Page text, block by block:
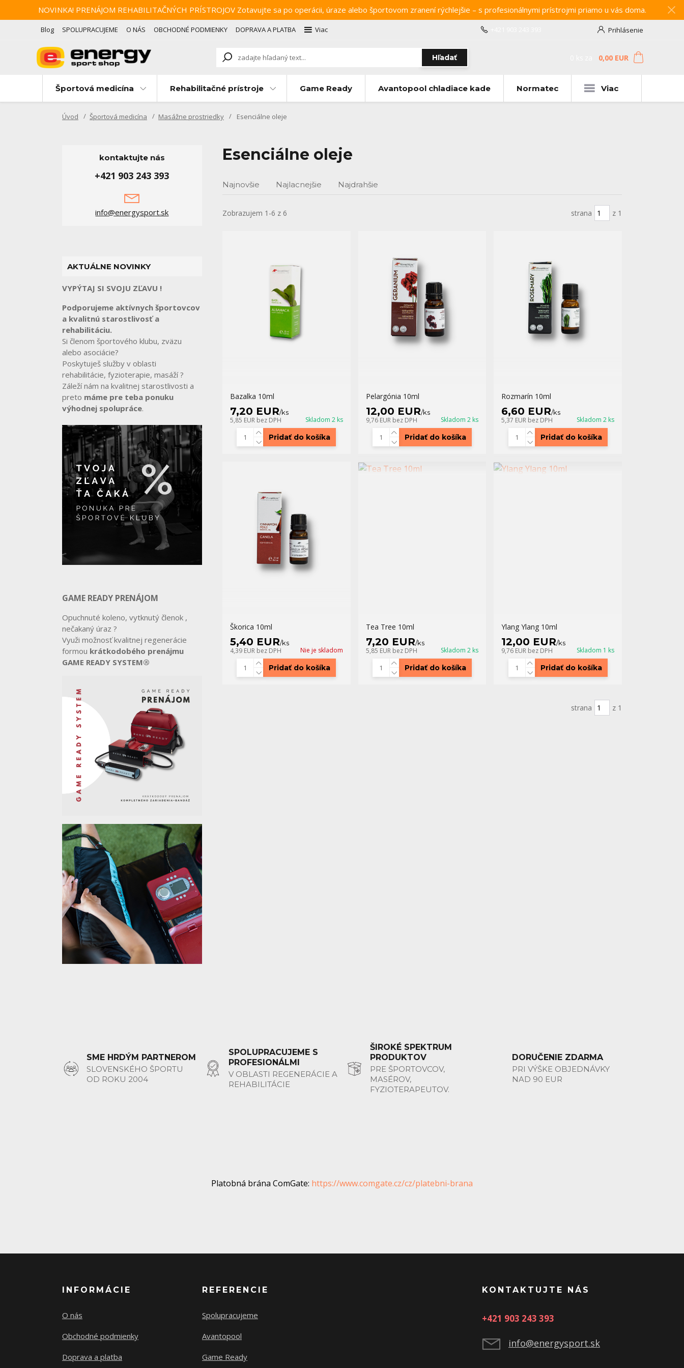
NOVINKA! PRENÁJOM REHABILITAČNÝCH PRÍSTROJOV Zotavujte sa po operácii, úraze alebo športovom zranení rýchlejšie – s profesionálnymi prístrojmi priamo u vás doma.
Blog SPOLUPRACUJEME O NÁS OBCHODNÉ PODMIENKY DOPRAVA A PLATBA Viac Prihlásenie
Hľadať 0,00 EUR
Športová medicína Rehabilitačné prístroje Game Ready Avantopool chladiace kade Normatec Viac
Úvod Športová medicína Masážne prostriedky Esenciálne oleje
Esenciálne oleje
Najnovšie Najlacnejšie Najdrahšie
Zobrazujem 1-6 z 6 strana z 1
Bazalka 10ml
7,20 EUR/ks
5,85 EUR bez DPH Skladom 2 ks
Pridať do košíka
Pelargónia 10ml
12,00 EUR/ks
9,76 EUR bez DPH Skladom 2 ks
Pridať do košíka
Rozmarín 10ml
6,60 EUR/ks
5,37 EUR bez DPH Skladom 2 ks
Pridať do košíka
Škorica 10ml
5,40 EUR/ks
4,39 EUR bez DPH Nie je skladom
Pridať do košíka
Tea Tree 10ml
7,20 EUR/ks
5,85 EUR bez DPH Skladom 2 ks
Pridať do košíka
Ylang Ylang 10ml
12,00 EUR/ks
9,76 EUR bez DPH Skladom 1 ks
Pridať do košíka
strana z 1
kontaktujte nás
+421 903 243 393
info@energysport.sk
AKTUÁLNE NOVINKY
VYPÝTAJ SI SVOJU ZĽAVU !
Podporujeme aktívnych športovcov
a kvalitnú starostlivosť a
rehabilitáciu.
Si členom športového klubu, zväzu
alebo asociácie?
Poskytuješ služby v oblasti
rehabilitácie, fyzioterapie, masáží ?
Záleží nám na kvalitnej starostlivosti a
preto máme pre teba ponuku
výhodnej spolupráce.
GAME READY PRENÁJOM
Opuchnuté koleno, vytknutý členok ,
nečakaný úraz ?
Využi možnosť kvalitnej regenerácie
formou krátkodobého prenájmu
GAME READY SYSTEM®️
SME HRDÝM PARTNEROM
SLOVENSKÉHO ŠPORTU
OD ROKU 2004
SPOLUPRACUJEME S
PROFESIONÁLMI
V OBLASTI REGENERÁCIE A
REHABILITÁCIE
ŠIROKÉ SPEKTRUM
PRODUKTOV
PRE ŠPORTOVCOV,
MASÉROV,
FYZIOTERAPEUTOV.
DORUČENIE ZDARMA
PRI VÝŠKE OBJEDNÁVKY
NAD 90 EUR
Platobná brána ComGate: https://www.comgate.cz/cz/platebni-brana
INFORMÁCIE
O nás
Obchodné podmienky
Doprava a platba
REFERENCIE
Spolupracujeme
Avantopool
Game Ready
KONTAKTUJTE NÁS
+421 903 243 393
info@energysport.sk